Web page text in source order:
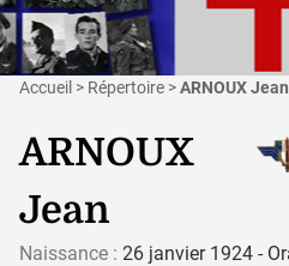
Accueil > Répertoire >ARNOUX Jean
ARNOUX
Jean
Naissance : 26 janvier 1924 -